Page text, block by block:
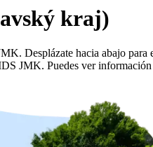
kraj)
Desplázate hacia abajo
JMK. Puedes ver